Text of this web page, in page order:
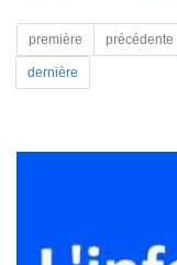
première précédente
dernière